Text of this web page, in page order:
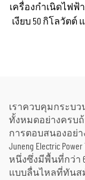
เครื่องกำเนิดไฟฟ้
เงียบ 50 กิโลวัตต์
เราควบคุมกระบ
ทั้งหมดอย่างครบ
การตอบสนองอย่า
Juneng Electric
หนึ่งซึ่งมีพื้นที่กว่า
แบบลื่นไหลที่ทันส